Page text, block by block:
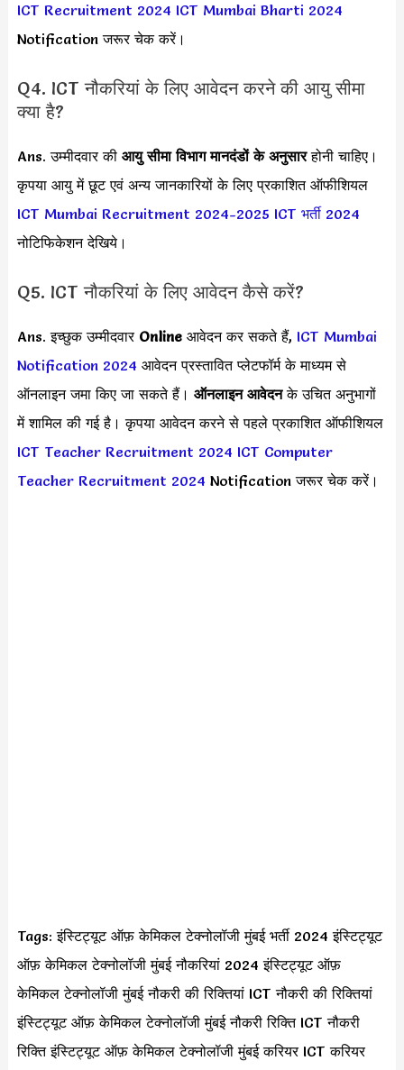
ICT Recruitment 2024 ICT Mumbai Bharti 2024
Notification जरूर चेक करें।
Q4. ICT नौकरियां के लिए आवेदन करने की आयु सीमा
क्या है?
Ans. उम्मीदवार की आयु सीमा विभाग मानदंडों के अनुसारहोनी चाहिए।
कृपया आयु में छूट एवं अन्य जानकारियों के लिए प्रकाशित ऑफीशियल
ICT Mumbai Recruitment 2024-2025 ICT भर्ती 2024
नोटिफिकेशन देखिये।
Q5. ICT नौकरियां के लिए आवेदन कैसे करें?
Ans. इच्छुक उम्मीदवार Online आवेदन कर सकते हैं, ICT Mumbai
Notification 2024 आवेदन प्रस्तावित प्लेटफॉर्म के माध्यम से
ऑनलाइन जमा किए जा सकते हैं। ऑनलाइन आवेदनके उचित अनुभागों
में शामिल की गई है। कृपया आवेदन करने से पहले प्रकाशित ऑफीशियल
ICT Teacher Recruitment 2024 ICT Computer
Teacher Recruitment 2024 Notification जरूर चेक करें।
Tags: इंस्टिट्यूट ऑफ़ केमिकल टेक्नोलॉजी मुंबई भर्ती 2024 इंस्टिट्यूट
ऑफ़ केमिकल टेक्नोलॉजी मुंबई नौकरियां 2024 इंस्टिट्यूट ऑफ़
केमिकल टेक्नोलॉजी मुंबई नौकरी की रिक्तियां ICT नौकरी की रिक्तियां
इंस्टिट्यूट ऑफ़ केमिकल टेक्नोलॉजी मुंबई नौकरी रिक्ति ICT नौकरी
रिक्ति इंस्टिट्यूट ऑफ़ केमिकल टेक्नोलॉजी मुंबई करियर ICT करियर